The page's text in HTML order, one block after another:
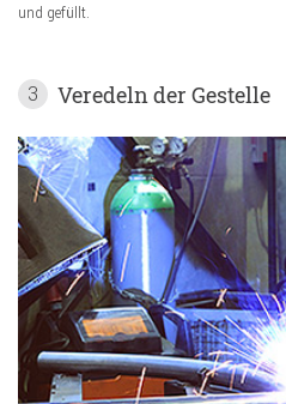
und gefüllt.
3 Veredeln der Gestelle